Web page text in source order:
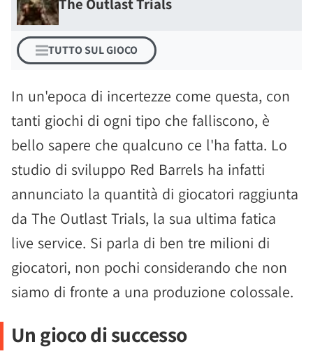
The Outlast Trials
TUTTO SUL GIOCO
In un'epoca di incertezze come questa, con
tanti giochi di ogni tipo che falliscono, è
bello sapere che qualcuno ce l'ha fatta. Lo
studio di sviluppo Red Barrels ha infatti
annunciato la quantità di giocatori raggiunta
da The Outlast Trials, la sua ultima fatica
live service. Si parla di ben tre milioni di
giocatori, non pochi considerando che non
siamo di fronte a una produzione colossale.
Un gioco di successo